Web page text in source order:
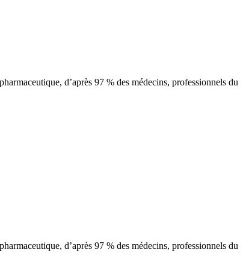
d’après 97 % des médecins, professionnels du
d’après 97 % des médecins, professionnels du